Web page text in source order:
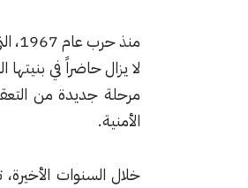
مرحلة جديدة من
الأمنية.
خلال السنوات